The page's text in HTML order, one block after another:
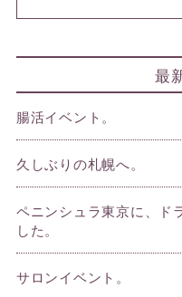
最
腸活イベント。
久しぶりの札幌へ。
ペニンシュラ東京に、ド
した。
サロンイベント。